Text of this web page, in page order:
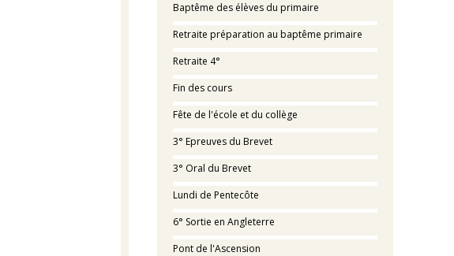
Baptême des élèves du primaire
Retraite préparation au baptême primaire
Retraite 4°
Fin des cours
Fête de l'école et du collège
3° Epreuves du Brevet
3° Oral du Brevet
Lundi de Pentecôte
6° Sortie en Angleterre
Pont de l'Ascension